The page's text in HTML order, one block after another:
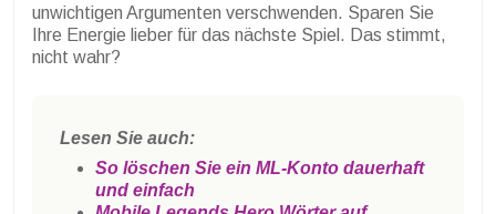
unwichtigen Argumenten verschwenden. Sparen Sie
Ihre Energie lieber für das nächste Spiel. Das stimmt,
nicht wahr?
Lesen Sie auch:
So löschen Sie ein ML-Konto dauerhaft
und einfach